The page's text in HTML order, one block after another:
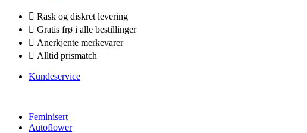
Rask og diskret levering
Gratis frø i alle bestillinger
Anerkjente merkevarer
Alltid prismatch
Kundeservice
Feminisert
Autoflower